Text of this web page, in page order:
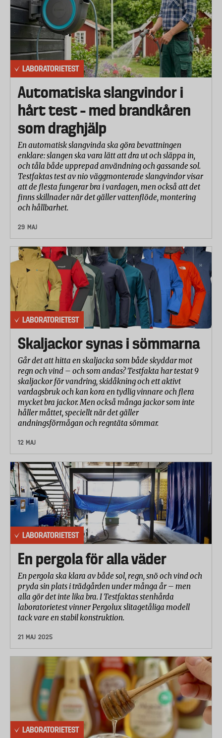
LABORATORIETEST
Automatiska slangvindor i
hårt test – med brandkåren
som draghjälp
En automatisk slangvinda ska göra bevattningen
enklare: slangen ska vara lätt att dra ut och släppa in,
och tåla både upprepad användning och gassande sol.
Testfaktas test av nio väggmonterade slangvindor visar
att de flesta fungerar bra i vardagen, men också att det
finns skillnader när det gäller vattenflöde, montering
och hållbarhet.
29 MAJ
LABORATORIETEST
Skaljackor synas i sömmarna
Går det att hitta en skaljacka som både skyddar mot
regn och vind – och som andas? Testfakta har testat 9
skaljackor för vandring, skidåkning och ett aktivt
vardagsbruk och kan kora en tydlig vinnare och flera
mycket bra jackor. Men också många jackor som inte
håller måttet, speciellt när det gäller
andningsförmågan och regntäta sömmar.
12 MAJ
LABORATORIETEST
En pergola för alla väder
En pergola ska klara av både sol, regn, snö och vind och
pryda sin plats i trädgården under många år – men
alla gör det inte lika bra. I Testfaktas stenhårda
laboratorietest vinner Pergolux slitagetåliga modell
tack vare en stabil konstruktion.
21 MAJ 2025
LABORATORIETEST